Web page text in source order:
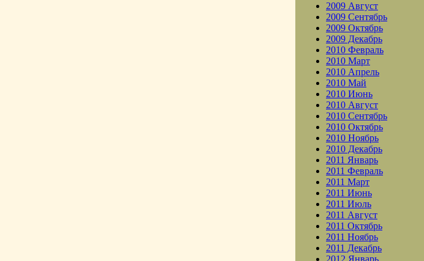
2009 Август
2009 Сентябрь
2009 Октябрь
2009 Декабрь
2010 Февраль
2010 Март
2010 Апрель
2010 Май
2010 Июнь
2010 Август
2010 Сентябрь
2010 Октябрь
2010 Ноябрь
2010 Декабрь
2011 Январь
2011 Февраль
2011 Март
2011 Июнь
2011 Июль
2011 Август
2011 Октябрь
2011 Ноябрь
2011 Декабрь
2012 Январь